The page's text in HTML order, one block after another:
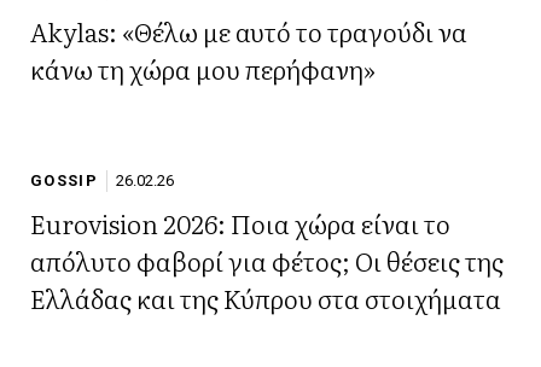
Akylas: «Θέλω με αυτό το τραγούδι να
κάνω τη χώρα μου περήφανη»
GOSSIP 26.02.26
Eurovision 2026: Ποια χώρα είναι το
απόλυτο φαβορί για φέτος; Οι θέσεις της
Ελλάδας και της Κύπρου στα στοιχήματα